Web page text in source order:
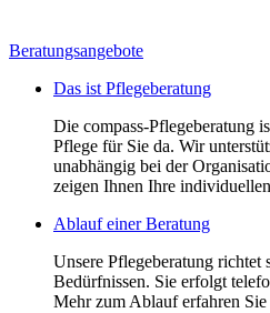
Beratungsangebote
Das ist Pflegeberatung
Die compass-Pflegeberatung
Pflege für Sie da. Wir
unabhängig bei der
zeigen Ihnen Ihre
Ablauf einer Beratung
Unsere Pflegeberatung richtet
Bedürfnissen. Sie erfolgt
Mehr zum Ablauf erfahren Sie